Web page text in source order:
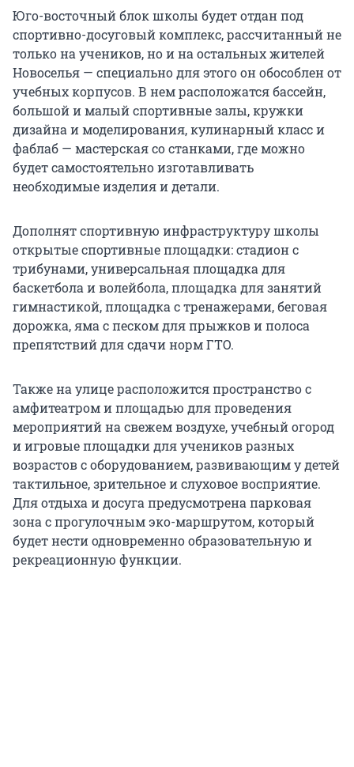
Юго-восточный блок школы будет отдан под
спортивно-досуговый комплекс, рассчитанный не
только на учеников, но и на остальных жителей
Новоселья — специально для этого он обособлен от
учебных корпусов. В нем расположатся бассейн,
большой и малый спортивные залы, кружки
дизайна и моделирования, кулинарный класс и
фаблаб — мастерская со станками, где можно
будет самостоятельно изготавливать
необходимые изделия и детали.
Дополнят спортивную инфраструктуру школы
открытые спортивные площадки: стадион с
трибунами, универсальная площадка для
баскетбола и волейбола, площадка для занятий
гимнастикой, площадка с тренажерами, беговая
дорожка, яма с песком для прыжков и полоса
препятствий для сдачи норм ГТО.
Также на улице расположится пространство с
амфитеатром и площадью для проведения
мероприятий на свежем воздухе, учебный огород
и игровые площадки для учеников разных
возрастов с оборудованием, развивающим у детей
тактильное, зрительное и слуховое восприятие.
Для отдыха и досуга предусмотрена парковая
зона с прогулочным эко-маршрутом, который
будет нести одновременно образовательную и
рекреационную функции.